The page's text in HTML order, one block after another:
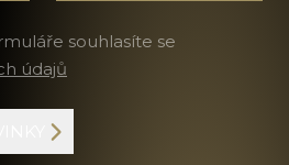
souhlasíte se
údajů